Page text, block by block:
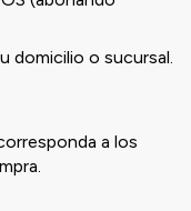
domicilio o sucursal.
a los